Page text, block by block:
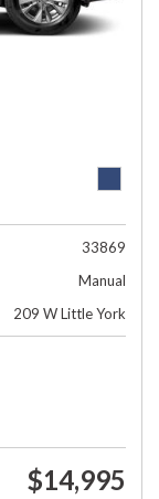
33869
Manual
209 W Little York
$14,995